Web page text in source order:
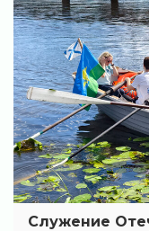
Служение